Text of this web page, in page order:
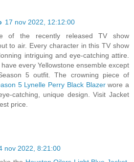
17 nov 2022, 12:12:00
of the recently released TV show
to air. Every character in this TV show
intriguing and eye-catching attire.
every Yellowstone ensemble except
5 outfit. The crowning piece of
5 Lynelle Perry Black Blazerwore a
catching, unique design. Visit Jacket
price.
nov 2022, 8:21:00